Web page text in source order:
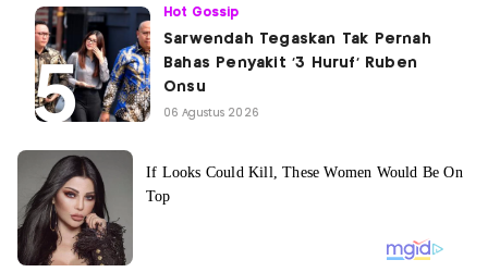
Hot Gossip
Sarwendah Tegaskan Tak Pernah
Bahas Penyakit '3 Huruf' Ruben
Onsu
06 Agustus 2026